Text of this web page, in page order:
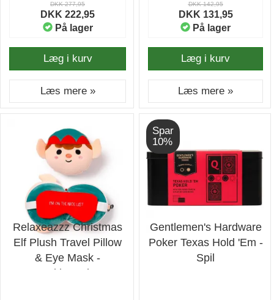
DKK 277,95
DKK 222,95
På lager
Læg i kurv
Læs mere »
DKK 142,95
DKK 131,95
På lager
Læg i kurv
Læs mere »
Relaxeazzz Christmas
Elf Plush Travel Pillow
& Eye Mask -
Nakkepude
Spar
10%
Gentlemen's Hardware
Poker Texas Hold 'Em -
Spil